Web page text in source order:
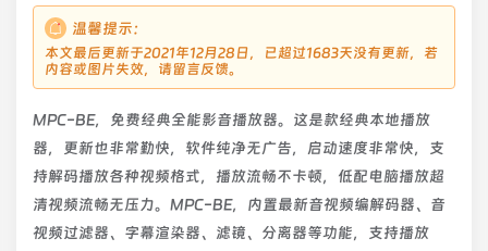
温馨提示：
本文最后更新于2021年12月28日，已超过1683天没有更新，若
内容或图片失效，请留言反馈。
MPC-BE，免费经典全能影音播放器。这是款经典本地播放
器，更新也非常勤快，软件纯净无广告，启动速度非常快，支
持解码播放各种视频格式，播放流畅不卡顿，低配电脑播放超
清视频流畅无压力。MPC-BE，内置最新音视频编解码器、音
视频过滤器、字幕渲染器、滤镜、分离器等功能，支持播放